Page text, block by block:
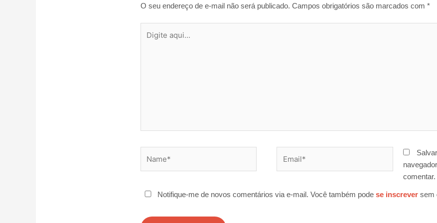
O seu endereço de e-mail não será publicado. Campos obrigatórios são marcados com*
aqui...
comentar.
Notifique-me de novos comentários via e-mail. Você também podese inscrever sem